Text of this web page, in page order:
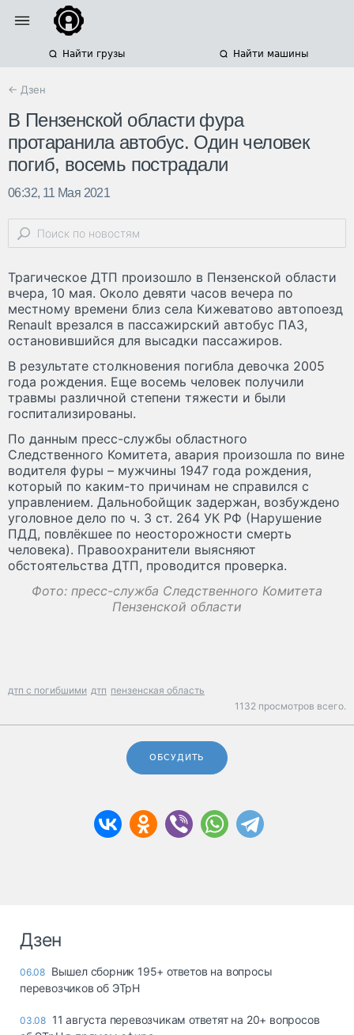
Найти грузы Найти машины
← Дзен
В Пензенской области фура
протаранила автобус. Один человек
погиб, восемь пострадали
06:32, 11 Мая 2021
Трагическое ДТП произошло в Пензенской области
вчера, 10 мая. Около девяти часов вечера по
местному времени близ села Кижеватово автопоезд
Renault врезался в пассажирский автобус ПАЗ,
остановившийся для высадки пассажиров.
В результате столкновения погибла девочка 2005
года рождения. Еще восемь человек получили
травмы различной степени тяжести и были
госпитализированы.
По данным пресс-службы областного
Следственного Комитета, авария произошла по вине
водителя фуры – мужчины 1947 года рождения,
который по каким-то причинам не справился с
управлением. Дальнобойщик задержан, возбуждено
уголовное дело по ч. 3 ст. 264 УК РФ (Нарушение
ПДД, повлёкшее по неосторожности смерть
человека). Правоохранители выясняют
обстоятельства ДТП, проводится проверка.
Фото: пресс-служба Следственного Комитета
Пензенской области
дтп с погибшими дтп пензенская область
1132 просмотров всего.
ОБСУДИТЬ
Дзен
06.08 Вышел сборник 195+ ответов на вопросы
перевозчиков об ЭТрН
03.08 11 августа перевозчикам ответят на 20+ вопросов